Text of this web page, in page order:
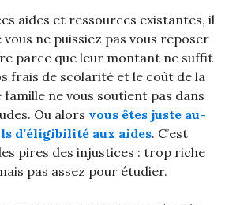
aides et ressources existantes, il
vous ne puissiez pas vous reposer
parce que leur montant ne suffit
frais de scolarité et le coût de la
ne vous soutient pas dans
Ou alors vous êtes juste au-
d’éligibilité aux aides. C’est
pires des injustices : trop riche
pas assez pour étudier.